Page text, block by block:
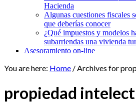
Hacienda
Algunas cuestiones fiscales
que deberías conocer
¿Qué impuestos y modelos
subarriendas una vivienda
Asesoramiento on-line
You are here: Home /Archives for
propiedad